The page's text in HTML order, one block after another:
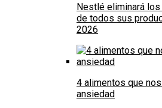
Nestlé eliminará
de todos sus
2026
4 alimentos que
ansiedad